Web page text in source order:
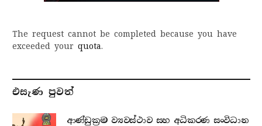
The request cannot be completed because you have
exceeded your quota.
එසැණ පුව​ත්
ආණ්ඩුක්‍රම ව්‍යවස්ථාව සහ අධිකරණ සංවිධාන